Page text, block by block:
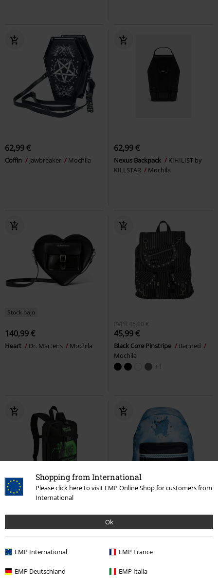
Shopping from International
Please click here to visit EMP Online Shop for customers from
International
Ok
EMP International EMP France
EMP Deutschland EMP Italia
62,99 €
Coffin Jawbreaker Mochila
62,99 €
Nexus Backpack
KIHILIST by
KILLSTAR
Mochila
Stock bajo
140,99 €
Heart Dr. Martens Mochila
PVPR 46,00 €
45,99 €
Black Core Pinstripe
Banned
Mochila
+1
43,99 €
Number Of The Beast - Cooper
Squirtle evolutions
Pokémon